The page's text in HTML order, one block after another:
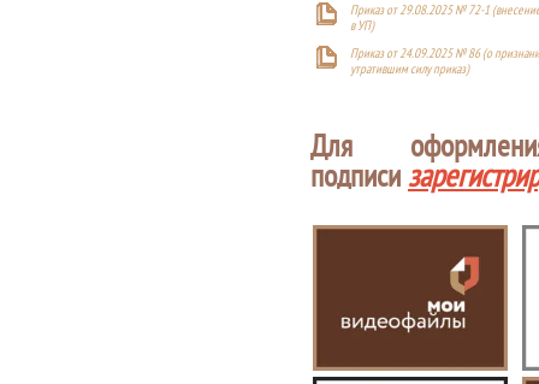
Приказ от 29.08.2025 № 72-1
в УП)
Приказ от 24.09.2025 № 86 (о
утратившим силу приказ)
Для
подписи